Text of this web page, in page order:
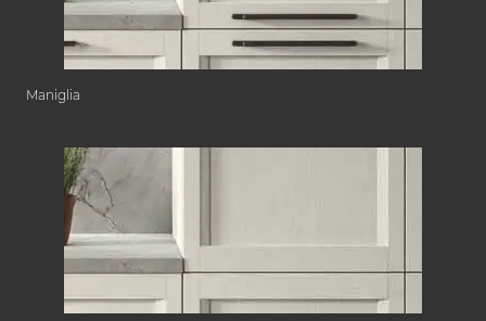
Maniglia